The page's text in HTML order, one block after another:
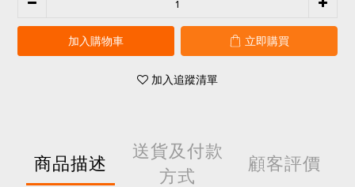
加入購物車 立即購買
加入追蹤清單
商品描述
送貨及付款
方式
顧客評價